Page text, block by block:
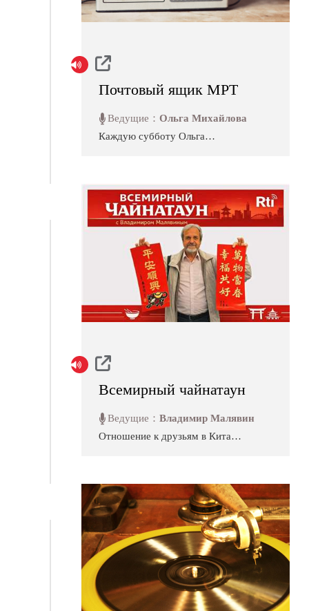
Почтовый ящик МРТ
Ведущие：Ольга Михайлова
Каждую субботу Ольга
радуемся письмам слушателей,
хотя порой нам и приходится
изрядно поломать головы над
ответами на ваши вопросы. Но,
отвечая на эти вопросы, мы и
сами узнаем много
интересного! Поэтому
«Почтовый ящик» - это не
только ваша, но и н...
Всемирный чайнатаун
Ведущие：Владимир Малявин
Отношение к друзьям в Китае и
совесть?», обсуждение работы
«Исповедь сталкера» и эссе
«Тибет вроссыпь», рассказ о
путешествии Германа
Кайзерлинга по Пекину времён
начала республиканского
периода, реакция критиков в
России на новый перевод
трактата «Дао Дэ Цзин», соч...